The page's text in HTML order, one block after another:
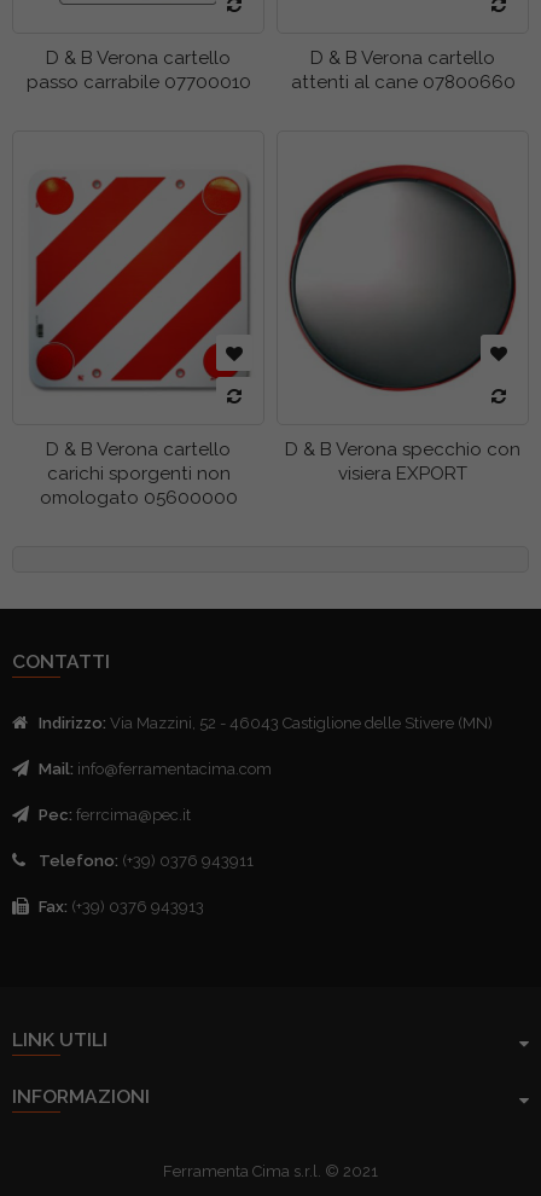
D & B Verona cartello
passo carrabile 07700010
D & B Verona cartello
attenti al cane 07800660
D & B Verona cartello
carichi sporgenti non
omologato 05600000
D & B Verona specchio con
visiera EXPORT
CONTATTI
Indirizzo: Via Mazzini, 52 - 46043 Castiglione delle Stivere (MN)
Mail: info@ferramentacima.com
Pec: ferrcima@pec.it
Telefono: (+39) 0376 943911
Fax: (+39) 0376 943913
LINK UTILI
INFORMAZIONI
Ferramenta Cima s.r.l. © 2021